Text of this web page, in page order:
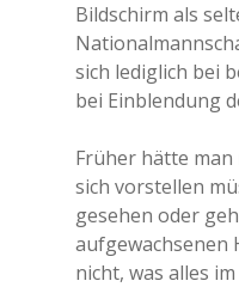
Bildschirm als
sich lediglich bei
bei Einblendung
Früher hätte man
sich vorstellen
gesehen oder
aufgewachsenen
nicht, was alles